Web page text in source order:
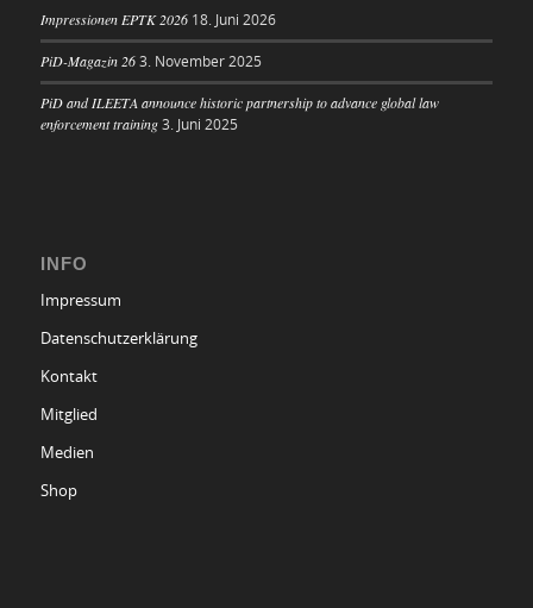
Impressionen EPTK 2026 18. Juni 2026
PiD-Magazin 26 3. November 2025
PiD and ILEETA announce historic partnership to advance global law
enforcement training 3. Juni 2025
INFO
Impressum
Datenschutzerklärung
Kontakt
Mitglied
Medien
Shop